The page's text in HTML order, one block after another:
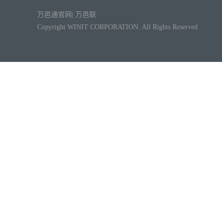
万邑通官网
万邑联
Copyright WINIT CORPORATION. All Rights Reserved